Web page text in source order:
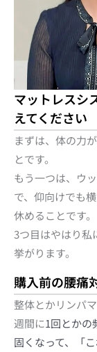
マットレスシ
えてください
まずは、体の力
とです。
もう一つは、ウ
で、仰向けでも
休めることです。
3つ目はやはり私
挙がります。
購入前の腰痛
整体とかリンパ
週間に1回とかの
固くなって、「